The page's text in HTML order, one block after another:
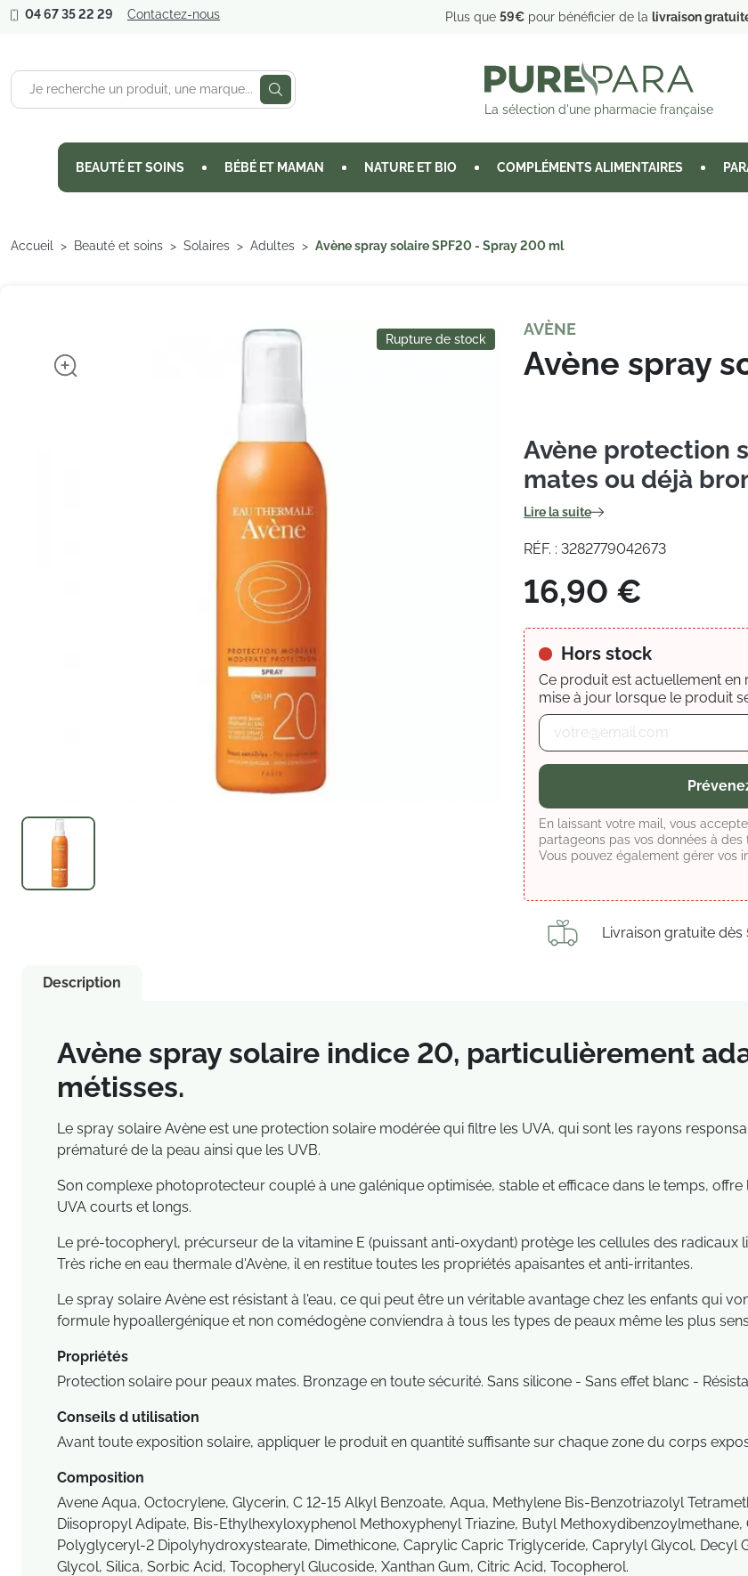
04 67 35 22 29 Contactez-nous Plus que 59€ pour bénéficier de la livraison
La sélection d'une pharmacie française
BEAUTÉ ET SOINS BÉBÉ ET MAMAN NATURE ET BIO COMPLÉMENTS ALIMENTAIRES
Accueil Beauté et soins Solaires Adultes Avène spray solaire SPF20 - Spray 200 ml
Rupture de stock
AVÈNE
Avène spray
Avène protection
mates ou déjà
Lire la suite
RÉF. : 3282779042673
16,90 €
Hors stock
Ce produit est actuellement
mise à jour lorsque le produit
En laissant votre mail, vous
partageons pas vos données à
Vous pouvez également gérer vos
Livraison gratuite
Description
Avène spray solaire indice 20, particulièrement
métisses.
Le spray solaire Avène est une protection solaire modérée qui filtre les UVA, qui sont les rayons
prématuré de la peau ainsi que les UVB.
Son complexe photoprotecteur couplé à une galénique optimisée, stable et efficace dans le temps,
UVA courts et longs.
Le pré-tocopheryl, précurseur de la vitamine E (puissant anti-oxydant) protège les cellules des radicaux
Très riche en eau thermale d'Avène, il en restitue toutes les propriétés apaisantes et anti-irritantes.
Le spray solaire Avène est résistant à l'eau, ce qui peut être un véritable avantage chez les enfants qui
formule hypoallergénique et non comédogène conviendra à tous les types de peaux même les plus
Propriétés
Protection solaire pour peaux mates. Bronzage en toute sécurité. Sans silicone - Sans effet blanc -
Conseils d utilisation
Avant toute exposition solaire, appliquer le produit en quantité suffisante sur chaque zone du corps
Composition
Avene Aqua, Octocrylene, Glycerin, C 12-15 Alkyl Benzoate, Aqua, Methylene Bis-Benzotriazolyl
Diisopropyl Adipate, Bis-Ethylhexyloxyphenol Methoxyphenyl Triazine, Butyl
Polyglyceryl-2 Dipolyhydroxystearate, Dimethicone, Caprylic Capric Triglyceride, Caprylyl Glycol, Decyl
Glycol, Silica, Sorbic Acid, Tocopheryl Glucoside, Xanthan Gum, Citric Acid, Tocopherol.